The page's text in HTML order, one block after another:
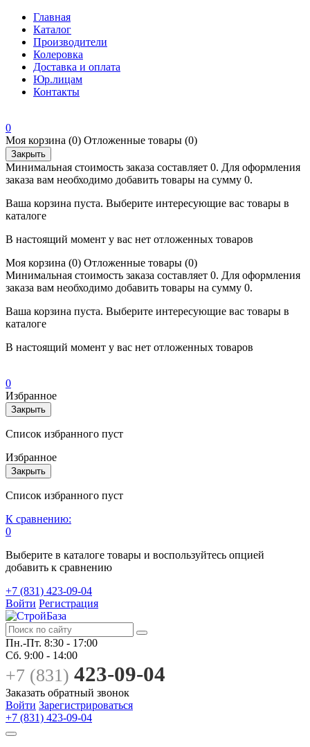
Главная
Каталог
Производители
Колеровка
Доставка и оплата
Юр.лицам
Контакты
0
Моя корзина (0) Отложенные товары (0)
Закрыть
Минимальная стоимость заказа составляет 0. Для оформления
заказа вам необходимо добавить товары на сумму 0.
Ваша корзина пуста. Выберите интересующие вас товары в
каталоге
В настоящий момент у вас нет отложенных товаров
Моя корзина (0) Отложенные товары (0)
Минимальная стоимость заказа составляет 0. Для оформления
заказа вам необходимо добавить товары на сумму 0.
Ваша корзина пуста. Выберите интересующие вас товары в
каталоге
В настоящий момент у вас нет отложенных товаров
0
Избранное
Закрыть
Список избранного пуст
Избранное
Закрыть
Список избранного пуст
К сравнению:
0
Выберите в каталоге товары и воспользуйтесь опцией
добавить к сравнению
+7 (831) 423-09-04
Войти Регистрация
Пн.-Пт. 8:30 - 17:00
Сб. 9:00 - 14:00
+7 (831) 423-09-04
Заказать обратный звонок
Войти Зарегистрироваться
+7 (831) 423-09-04